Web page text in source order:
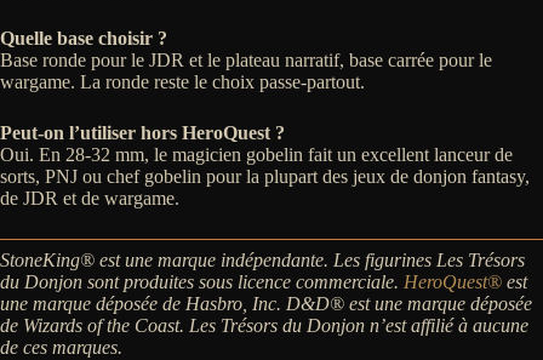
Quelle base choisir ?
Base ronde pour le JDR et le plateau narratif, base carrée pour le
wargame. La ronde reste le choix passe-partout.
Peut-on l’utiliser hors HeroQuest ?
Oui. En 28-32 mm, le magicien gobelin fait un excellent lanceur de
sorts, PNJ ou chef gobelin pour la plupart des jeux de donjon fantasy,
de JDR et de wargame.
StoneKing® est une marque indépendante. Les figurines Les Trésors
du Donjon sont produites sous licence commerciale. HeroQuest® est
une marque déposée de Hasbro, Inc. D&D® est une marque déposée
de Wizards of the Coast. Les Trésors du Donjon n’est affilié à aucune
de ces marques.